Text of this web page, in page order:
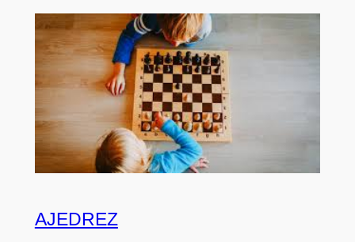
AJEDREZ